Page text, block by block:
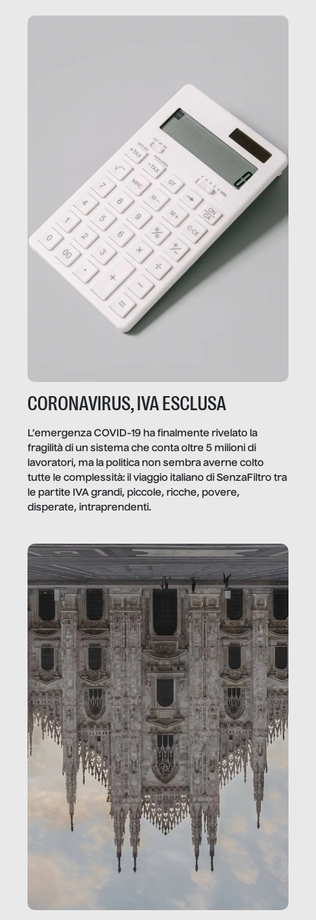
CORONAVIRUS, IVA ESCLUSA
L’emergenza COVID-19 ha finalmente rivelato la
fragilità di un sistema che conta oltre 5 milioni di
lavoratori, ma la politica non sembra averne colto
tutte le complessità: il viaggio italiano di SenzaFiltro tra
le partite IVA grandi, piccole, ricche, povere,
disperate, intraprendenti.